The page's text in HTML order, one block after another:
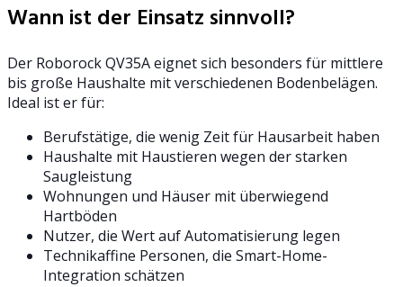
Wann ist der Einsatz sinnvoll?
Der Roborock QV35A eignet sich besonders für mittlere
bis große Haushalte mit verschiedenen Bodenbelägen.
Ideal ist er für:
Berufstätige, die wenig Zeit für Hausarbeit haben
Haushalte mit Haustieren wegen der starken
Saugleistung
Wohnungen und Häuser mit überwiegend
Hartböden
Nutzer, die Wert auf Automatisierung legen
Technikaffine Personen, die Smart-Home-
Integration schätzen